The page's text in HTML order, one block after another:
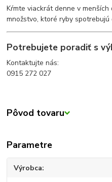
Kŕmte viackrát denne v
množstvo, ktoré ryby spotrebujú
Potrebujete poradiť s
Kontaktujte nás:
0915 272 027
Pôvod tovaru
Parametre
Výrobca